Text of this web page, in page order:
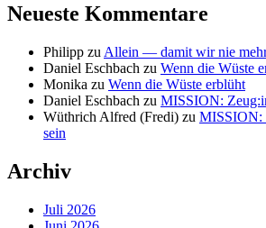
Neueste Kommentare
Philipp zu Allein — damit wir nie mehr
Daniel Eschbach zu Wenn die Wüste
Monika zu Wenn die Wüste erblüht
Daniel Eschbach zu MISSION:
Wüthrich Alfred (Fredi) zu MISSION:
sein
Archiv
Juli 2026